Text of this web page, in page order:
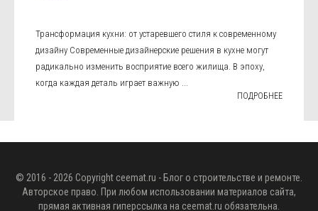
Трансформация кухни: от устаревшего стиля к современному
дизайну Современные дизайнерские решения в кухне могут
радикально изменить восприятие всего жилища. В эпоху,
когда каждая деталь играет важную ...
ПОДРОБНЕЕ
© 2016 - 2026 Copyright ceemat.ru - Блог о строительстве и ремонте.
Авторское право. При любом использовании материалов сайта,
прямая активная гиперссылка на ceemat.ru обязательна.